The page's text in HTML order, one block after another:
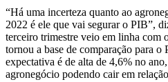
“Há uma incerteza quanto ao
2022 é ele que vai segurar o PIB”,
terceiro trimestre veio em linha com
tornou a base de comparação para
expectativa é de alta de 4,6% no
agronegócio podendo cair em